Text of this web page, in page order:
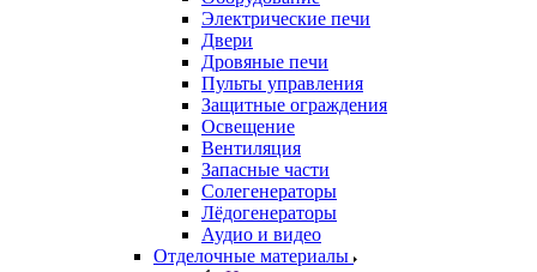
Электрические печи
Двери
Дровяные печи
Пульты управления
Защитные ограждения
Освещение
Вентиляция
Запасные части
Солегенераторы
Лёдогенераторы
Аудио и видео
Отделочные материалы